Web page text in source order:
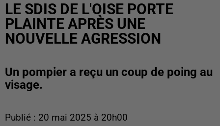
LE SDIS DE L'OISE PORTE
PLAINTE APRÈS UNE
NOUVELLE AGRESSION
Un pompier a reçu un coup de poing au
visage.
Publié : 20 mai 2025 à 20h00